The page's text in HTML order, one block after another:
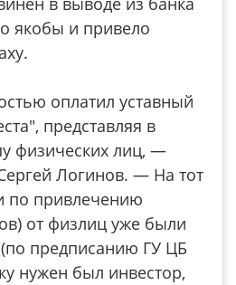
якобы и привело
оплатил уставный
представляя в
физических лиц, —
Логинов. — На тот
по привлечению
от физлиц уже были
предписанию ГУ ЦБ
нужен был инвестор,